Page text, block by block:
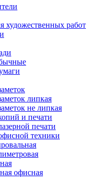
художественных работ
липкая
не липкая
и печати
печати
техники
офисная